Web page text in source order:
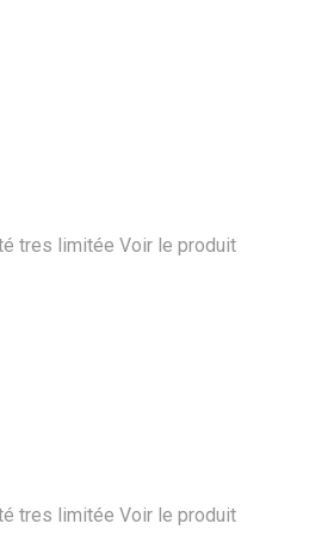
tres limitée Voir le produit
tres limitée Voir le produit